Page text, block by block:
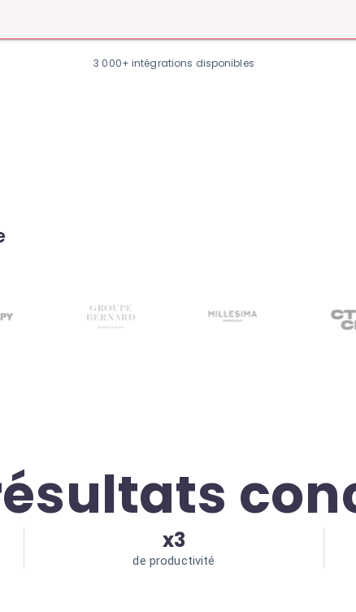
3 000+ intégrations disponibles
x3
de productivité